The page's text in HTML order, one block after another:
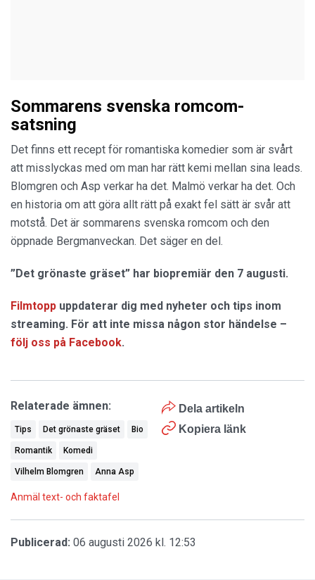
Sommarens svenska romcom-
satsning
Det finns ett recept för romantiska komedier som är svårt
att misslyckas med om man har rätt kemi mellan sina leads.
Blomgren och Asp verkar ha det. Malmö verkar ha det. Och
en historia om att göra allt rätt på exakt fel sätt är svår att
motstå. Det är sommarens svenska romcom och den
öppnade Bergmanveckan. Det säger en del.
”Det grönaste gräset” har biopremiär den 7 augusti.
Filmtopp uppdaterar dig med nyheter och tips inom
streaming. För att inte missa någon stor händelse –
följ oss på Facebook.
Dela artikeln
Kopiera länk
Relaterade ämnen:
Tips Det grönaste gräset Bio
Romantik Komedi
Vilhelm Blomgren Anna Asp
Anmäl text- och faktafel
Publicerad: 06 augusti 2026 kl. 12:53